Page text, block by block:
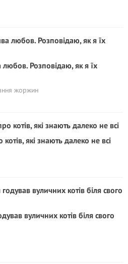
Poзповідаю, як я їх
жоржин
які знають далеко не всі
вуличних котів біля свого